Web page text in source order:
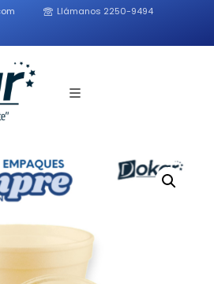
Llámanos 2250-9494